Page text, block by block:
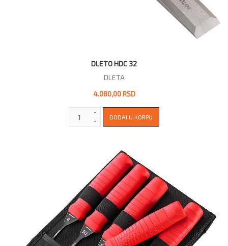
DLETO HDC 32
DLETA
4.080,00 RSD